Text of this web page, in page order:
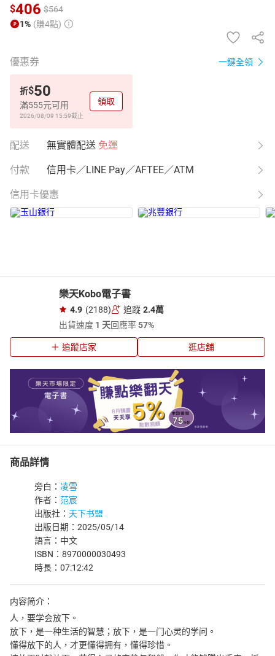
$406 $564
1% (賺4點)
優惠券 一鍵全領
折$50
滿555元可用
2026/08/09 15:59截止
領取
配送 無實體配送 免運
付款 信用卡／LINE Pay／AFTEE／ATM
信用卡優惠
樂天Kobo電子書
4.9 (2188) 追蹤 2.4萬
出貨速度 1 天回應率57%
追蹤店家 逛店舖
商品詳情
旁白： 凌雪
作者： 范宸
出版社： 天下书盟
出版日期：2025/05/14
語言：中文
ISBN：8970000030493
時長：07:12:42
内容简介：
人，要学会放下。
放下，是一种生活的智慧；放下，是一门心灵的学问。
懂得放下的人，才更懂得拥有，懂得珍惜。